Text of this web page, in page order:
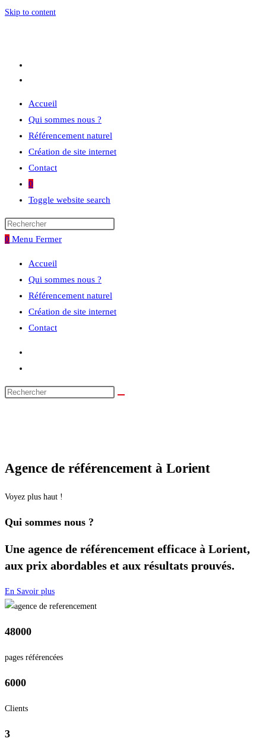
Skip to content
Accueil
Qui sommes nous ?
Référencement naturel
Création de site internet
Contact
0
Toggle website search
0 Menu Fermer
Accueil
Qui sommes nous ?
Référencement naturel
Création de site internet
Contact
Agence de référencement à Lorient
Voyez plus haut !
Qui sommes nous ?
Une agence de référencement efficace à Lorient,
aux prix abordables et aux résultats prouvés.
En Savoir plus
48000
pages référencées
6000
Clients
3